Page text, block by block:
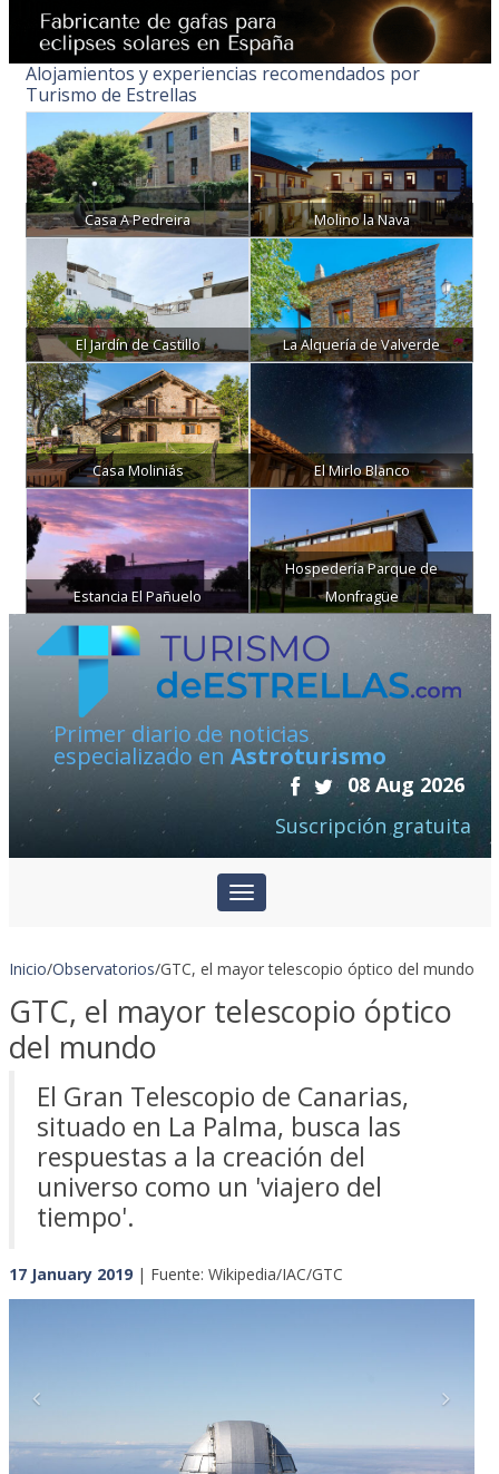
Alojamientos y experiencias recomendados por
Turismo de Estrellas
Casa A Pedreira Molino la Nava
El Jardín de Castillo La Alquería de Valverde
Casa Moliniás El Mirlo Blanco
Estancia El Pañuelo
Hospedería Parque de
Monfragüe
Primer diario de noticias
especializado en Astroturismo
08 Aug 2026
Suscripción gratuita
Inicio/Observatorios/GTC, el mayor telescopio óptico del mundo
GTC, el mayor telescopio óptico
del mundo
El Gran Telescopio de Canarias,
situado en La Palma, busca las
respuestas a la creación del
universo como un 'viajero del
tiempo'.
17 January 2019| Fuente: Wikipedia/IAC/GTC